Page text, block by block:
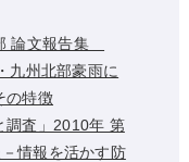
論文報告集
州北部豪雨に
の特徴
調査」2010年 第
情報を活かす防